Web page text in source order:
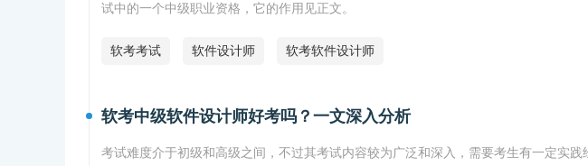
试中的一个中级职业资格，它的作用见正文。
软考考试 软件设计师 软考软件设计师
软考中级软件设计师好考吗？一文深入分析
考试难度介于初级和高级之间，不过其考试内容较为广泛和深入，需要考生有一定实